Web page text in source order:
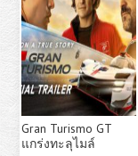
Gran Turismo GT
แกร่งทะลุไมล์